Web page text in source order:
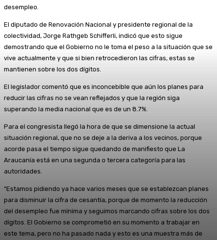
desempleo.
El diputado de Renovación Nacional y presidente regional de la
colectividad, Jorge Rathgeb Schifferli, indicó que esto sigue
demostrando que el Gobierno no le toma el peso a la situación que se
vive actualmente y que si bien retrocedieron las cifras, estas se
mantienen sobre los dos dígitos.
El legislador comentó que es inconcebible que aún los planes para
reducir las cifras no se vean reflejados y que la región siga
superando la media nacional que es de un 8.7%.
Para el congresista llegó la hora de que se dimensione la actual
situación regional, que no se deje a la deriva a los vecinos, porque
acorde pasa el tiempo sigue quedando de manifiesto que La
Araucanía está en una segunda o tercera categoría para las
autoridades.
“Estamos pidiendo ya hace varios meses que se establezcan planes
para disminuir la cifra de cesantía, porque de momento la reducción
del desempleo fue mínima y seguimos marcando cifras sobre los dos
dígitos. El Gobierno se comprometió en su momento a trabajar en
este tema, pero no ha pasado nada y esto es una muestra más de